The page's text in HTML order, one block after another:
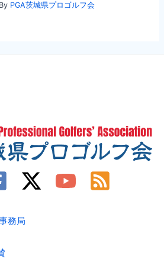
PGA茨城県プロゴルフ会
務局